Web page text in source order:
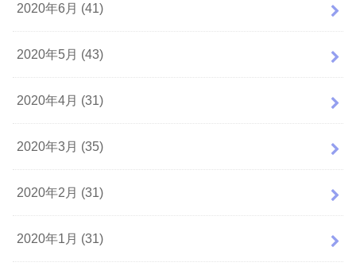
2020年6月 (41)
2020年5月 (43)
2020年4月 (31)
2020年3月 (35)
2020年2月 (31)
2020年1月 (31)